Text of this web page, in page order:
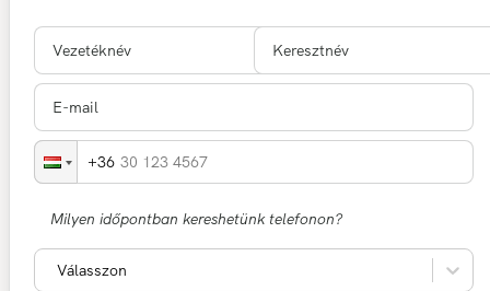
30 123 4567
Milyen időpontban kereshetünk telefonon?
Válasszon